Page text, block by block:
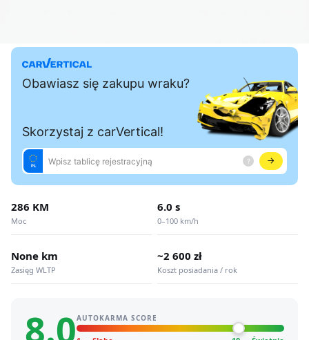
286 KM
Moc
6.0 s
0–100 km/h
None km
Zasięg WLTP
~2 600 zł
Koszt posiadania / rok
8.0AUTOKARMA SCORE